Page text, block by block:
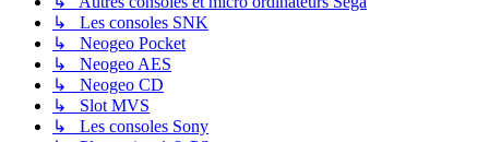
↳ Les consoles SNK
↳ Neogeo Pocket
↳ Neogeo AES
↳ Neogeo CD
↳ Slot MVS
↳ Les consoles Sony